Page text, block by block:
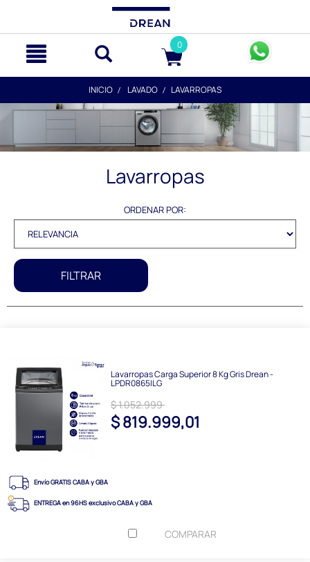
0
INICIO LAVADO LAVARROPAS
Lavarropas
ORDENAR POR:
FILTRAR
Lavarropas Carga Superior 8 Kg Gris Drean -
LPDR0865ILG
$ 1.052.999
$ 819.999,01
Envío GRATIS CABA y GBA
ENTREGA en 96HS exclusivo CABA y GBA
COMPARAR